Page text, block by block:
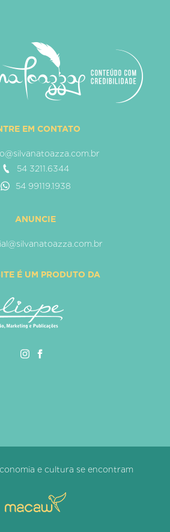
EM CONTATO
54 3211.6344
54 99119.1938
ANUNCIE
É UM PRODUTO DA
e cultura se encontram